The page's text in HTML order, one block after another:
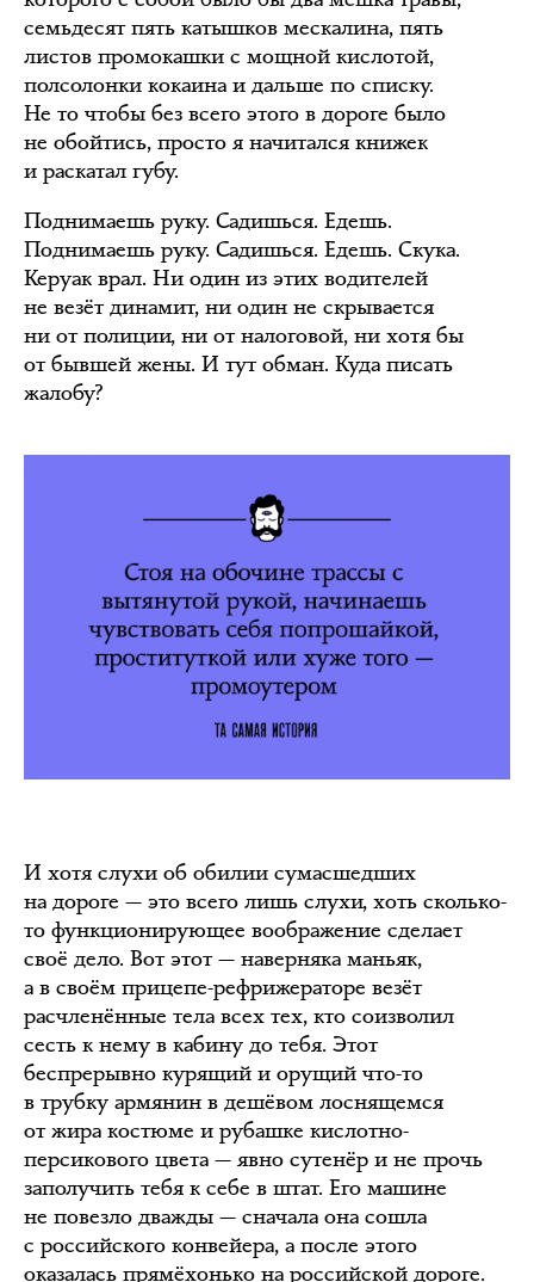
семьдесят пять катышков мескалина, пять
листов промокашки с мощной кислотой,
полсолонки кокаина и дальше по списку.
Не то чтобы без всего этого в дороге было
не обойтись, просто я начитался книжек
и раскатал губу.
Поднимаешь руку. Садишься. Едешь.
Поднимаешь руку. Садишься. Едешь. Скука.
Керуак врал. Ни один из этих водителей
не везёт динамит, ни один не скрывается
ни от полиции, ни от налоговой, ни хотя бы
от бывшей жены. И тут обман. Куда писать
жалобу?
И хотя слухи об обилии сумасшедших
на дороге — это всего лишь слухи, хоть сколько-
то функционирующее воображение сделает
своё дело. Вот этот — наверняка маньяк,
а в своём прицепе-рефрижераторе везёт
расчленённые тела всех тех, кто соизволил
сесть к нему в кабину до тебя. Этот
беспрерывно курящий и орущий что-то
в трубку армянин в дешёвом лоснящемся
от жира костюме и рубашке кислотно-
персикового цвета — явно сутенёр и не прочь
заполучить тебя к себе в штат. Его машине
не повезло дважды — сначала она сошла
с российского конвейера, а после этого
оказалась прямёхонько на российской дороге.